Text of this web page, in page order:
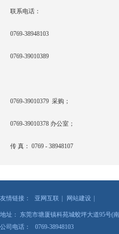
联系电话：
0769-38948103
0769-39010389
0769-39010379 采购；
0769-39010378 办公室；
传 真： 0769 - 38948107
友情链接： 亚网互联 网站建设
地址： 东莞市塘厦镇科苑城蛟坪大道95号(
公司电话： 0769-38948103